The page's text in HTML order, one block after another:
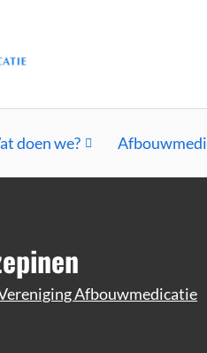
doen we?
Afbouwmedicatie